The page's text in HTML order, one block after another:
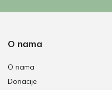
O nama
O nama
Donacije